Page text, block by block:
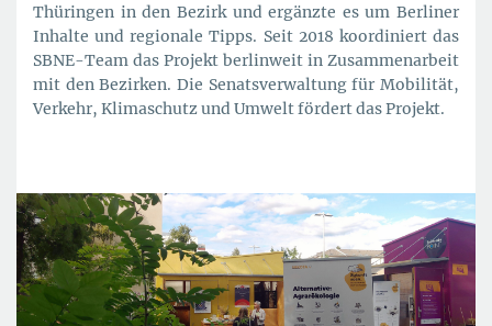
Thüringen in den Bezirk und ergänzte es um Berliner
Inhalte und regionale Tipps. Seit 2018 koordiniert das
SBNE-Team das Projekt berlinweit in Zusammenarbeit
mit den Bezirken. Die Senatsverwaltung für Mobilität,
Verkehr, Klimaschutz und Umwelt fördert das Projekt.